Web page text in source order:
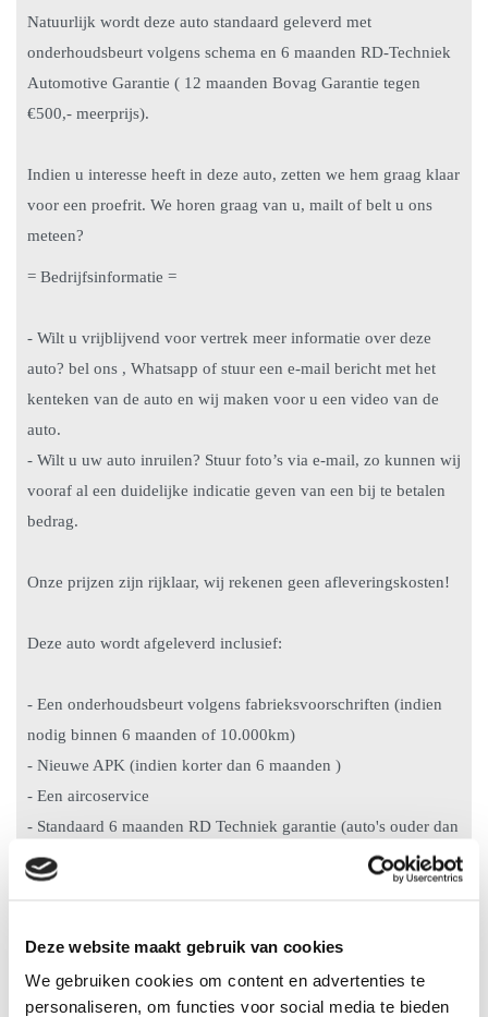
Deze website maakt gebruik van cookies
We gebruiken cookies om content en advertenties te
personaliseren, om functies voor social media te bieden
Natuurlijk wordt deze auto standaard geleverd met
onderhoudsbeurt volgens schema en 6 maanden RD-Techniek
Automotive Garantie ( 12 maanden Bovag Garantie tegen
€500,- meerprijs).
Indien u interesse heeft in deze auto, zetten we hem graag klaar
voor een proefrit. We horen graag van u, mailt of belt u ons
meteen?
= Bedrijfsinformatie =
- Wilt u vrijblijvend voor vertrek meer informatie over deze
auto? bel ons , Whatsapp of stuur een e-mail bericht met het
kenteken van de auto en wij maken voor u een video van de
auto.
- Wilt u uw auto inruilen? Stuur foto’s via e-mail, zo kunnen wij
vooraf al een duidelijke indicatie geven van een bij te betalen
bedrag.
Onze prijzen zijn rijklaar, wij rekenen geen afleveringskosten!
Deze auto wordt afgeleverd inclusief:
- Een onderhoudsbeurt volgens fabrieksvoorschriften (indien
nodig binnen 6 maanden of 10.000km)
- Nieuwe APK (indien korter dan 6 maanden )
- Een aircoservice
- Standaard 6 maanden RD Techniek garantie (auto's ouder dan
10 jaar of km standen hoger dan 150.000 km 3 maanden
garantie)
voor personenauto's tot 8 jaar en max 150.000km)
- Pechhulp 12 Maanden